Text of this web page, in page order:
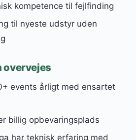
kompetence til fejlfinding
til nyeste udstyr uden
overvejes
events årligt med ensartet
billig opbevaringsplads
har teknisk erfaring med